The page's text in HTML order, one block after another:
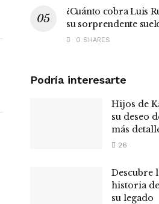
¿Cuánto cobra Luis
su sorprendente
0 SHARES
Podría interesarte
Hijos de
su deseo
más
26
Descubre
historia
su legado